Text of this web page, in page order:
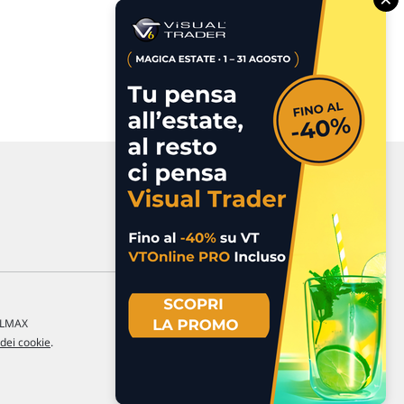
cookie.